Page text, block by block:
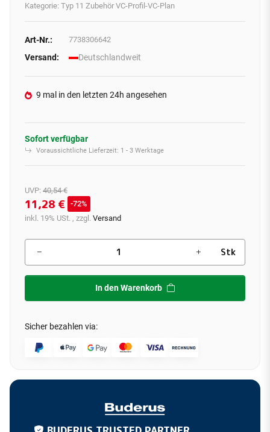
Kategorie: Typ 11 Zubehör VC-Profil-VC-Plan
Art-Nr.: 7738306642
Versand: Deutschlandweit
9 mal in den letzten 24h angesehen
Sofort verfügbar
Voraussichtliche Lieferzeit: 1 - 3 Werktage
UVP: 40,54 €
11,28 €
72%
inkl. 19% USt. , zzgl. Versand
Stk
In den Warenkorb
Sicher bezahlen via: